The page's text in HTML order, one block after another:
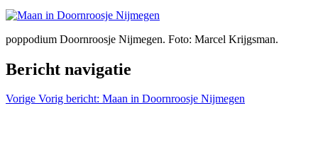
poppodium Doornroosje Nijmegen. Foto: Marcel Krijgsman.
Bericht navigatie
Vorige Vorig bericht: Maan in Doornroosje Nijmegen